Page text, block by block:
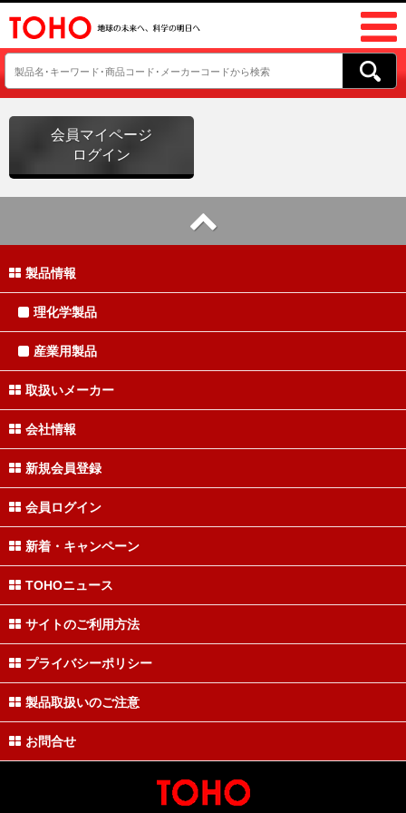
会員マイページ
ログイン
製品情報
理化学製品
産業用製品
取扱いメーカー
会社情報
新規会員登録
会員ログイン
新着・キャンペーン
TOHOニュース
サイトのご利用方法
プライバシーポリシー
製品取扱いのご注意
お問合せ